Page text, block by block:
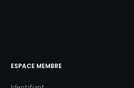
ESPACE MEMBRE